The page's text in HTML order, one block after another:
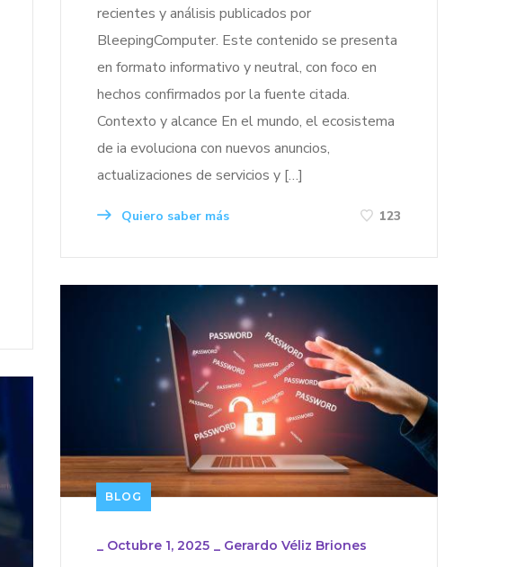
recientes y análisis publicados por
BleepingComputer. Este contenido se presenta
en formato informativo y neutral, con foco en
hechos confirmados por la fuente citada.
Contexto y alcance En el mundo, el ecosistema
de ia evoluciona con nuevos anuncios,
actualizaciones de servicios y […]
Quiero saber más 123
BLOG
_ Octubre 1, 2025 _ Gerardo Véliz Briones